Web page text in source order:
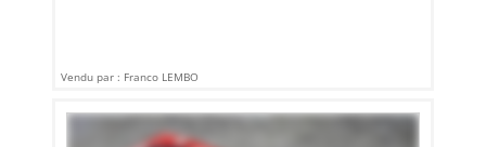
Vendu par : Franco LEMBO